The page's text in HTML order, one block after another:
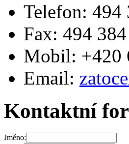
Telefon: 494
Fax: 494
Mobil: +420
Email:
Kontaktní
Jméno: